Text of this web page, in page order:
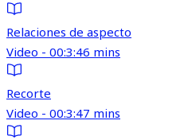
Relaciones de aspecto
Video - 00:3:46 mins
Recorte
Video - 00:3:47 mins